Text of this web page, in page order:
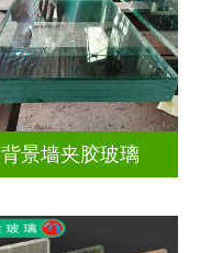
背景墙夹胶玻璃